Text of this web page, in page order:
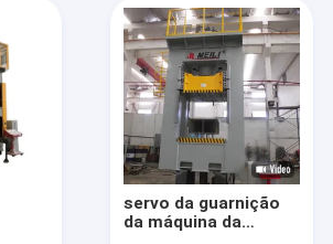
servo da guarnição
da máquina da